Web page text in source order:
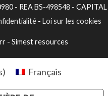
- REA BS-498548 - CAPITAL
- Loi sur les cookies
- Simest resources
) Français